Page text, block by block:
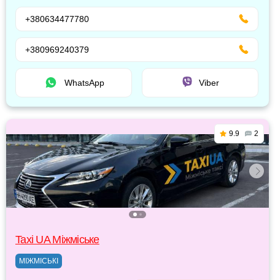
+380634477780
+380969240379
WhatsApp Viber
9.9 2
Taxi UA Міжміське
МІЖМІСЬКІ